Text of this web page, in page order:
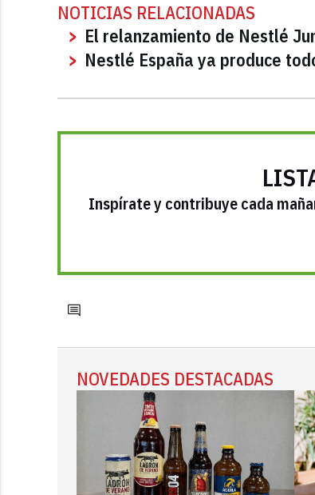
NOTICIAS RELACIONADAS
El relanzamiento de Nestlé
Nestlé España ya produce
Inspírate y contribuye cada
NOVEDADES DESTACADAS